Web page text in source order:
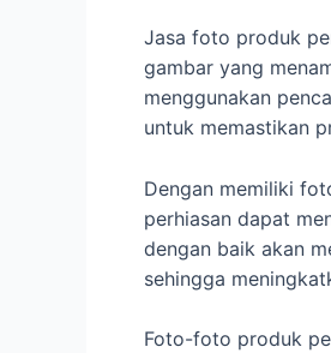
Jasa foto produk
gambar yang
menggunakan
untuk memastikan
Dengan memiliki
perhiasan dapat
dengan baik akan
sehingga
Foto-foto produk